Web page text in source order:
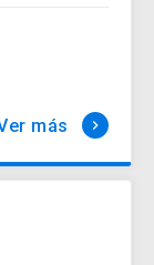
más keyboard_arrow_right